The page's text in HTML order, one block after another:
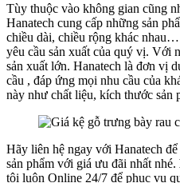
Tùy thuộc vào không gian cũng
Hanatech cung cấp những sản
chiều dài, chiều rộng khác
yêu cầu sản xuất của quý vị. Với
sản xuất lớn. Hanatech là đơn vị
cầu , đáp ứng mọi nhu cầu của
này như chất liệu, kích thước sản
Hãy liên hệ ngay với Hanatech
sản phẩm với giá ưu đãi nhất nhé.
tôi luôn Online 24/7 để phục vụ